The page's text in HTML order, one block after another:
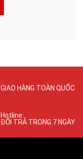
GIAO HÀNG TOÀN QUỐC
Hotline:
ĐỔI TRẢ TRONG 7 NGÀY